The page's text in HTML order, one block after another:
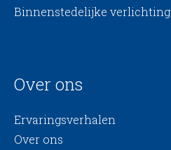
Binnenstedelijke verlichting
Over ons
Ervaringsverhalen
Over ons